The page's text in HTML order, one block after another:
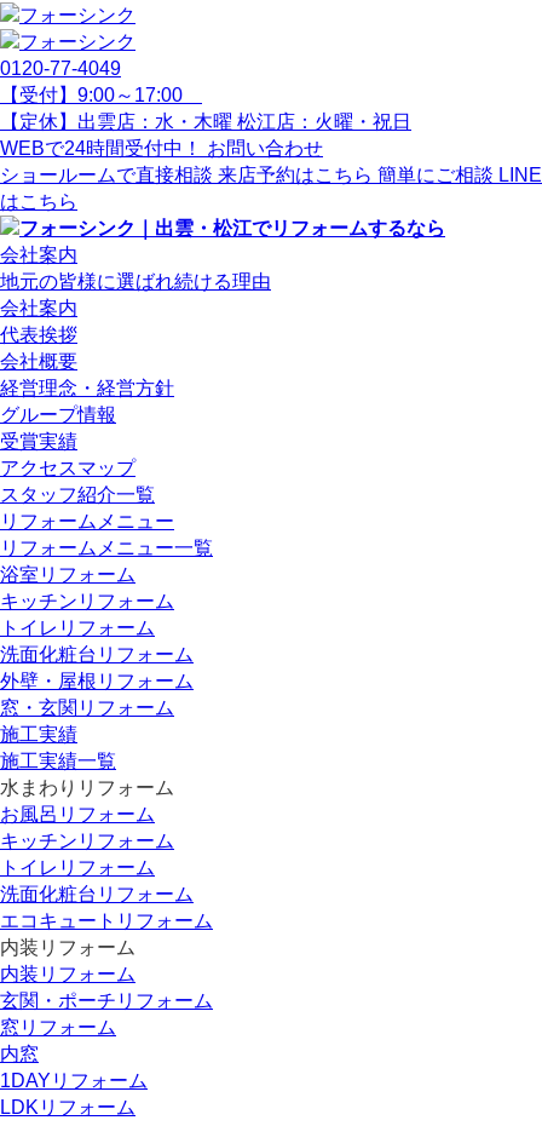
0120-77-4049
【受付】9:00～17:00
【定休】出雲店：水・木曜 松江店：火曜・祝日
WEBで24時間受付中！
お問い合わせ
ショールームで直接相談 来店予約はこちら 簡単にご相談 LINE
はこちら
会社案内
地元の皆様に選ばれ続ける理由
会社案内
代表挨拶
会社概要
経営理念・経営方針
グループ情報
受賞実績
アクセスマップ
スタッフ紹介一覧
リフォームメニュー
リフォームメニュー一覧
浴室リフォーム
キッチンリフォーム
トイレリフォーム
洗面化粧台リフォーム
外壁・屋根リフォーム
窓・玄関リフォーム
施工実績
施工実績一覧
水まわりリフォーム
お風呂リフォーム
キッチンリフォーム
トイレリフォーム
洗面化粧台リフォーム
エコキュートリフォーム
内装リフォーム
内装リフォーム
玄関・ポーチリフォーム
窓リフォーム
内窓
1DAYリフォーム
LDKリフォーム